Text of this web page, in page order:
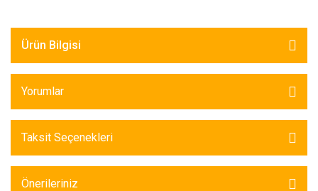
Ürün Bilgisi
Yorumlar
Taksit Seçenekleri
Önerileriniz